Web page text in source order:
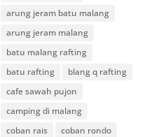
arung jeram batu malang
arung jeram malang
batu malang rafting
batu rafting
blang q rafting
cafe sawah pujon
camping di malang
coban rais
coban rondo